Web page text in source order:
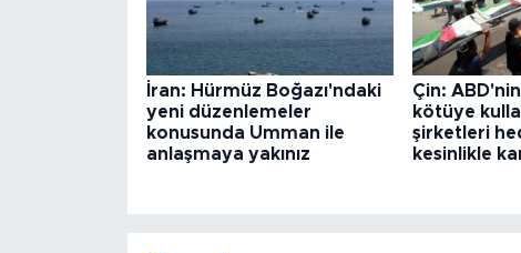
İran: Hürmüz Boğazı'ndaki
yeni düzenlemeler
konusunda Umman ile
anlaşmaya yakınız
Çin:
kötüye
şirketleri
kesinlikle